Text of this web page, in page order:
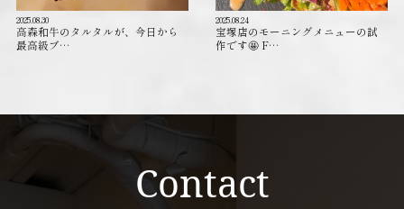
2025.08.30
高森和牛のタルタルが、今日から
最高級ブ…
2025.08.24
宝塚店のモーニングメニューの試
作です🤩 F…
Contact